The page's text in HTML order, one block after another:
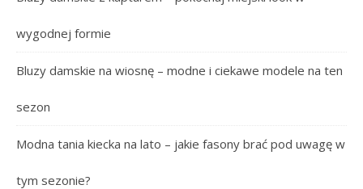
wygodnej formie
Bluzy damskie na wiosnę – modne i ciekawe modele na ten
sezon
Modna tania kiecka na lato – jakie fasony brać pod uwagę w
tym sezonie?